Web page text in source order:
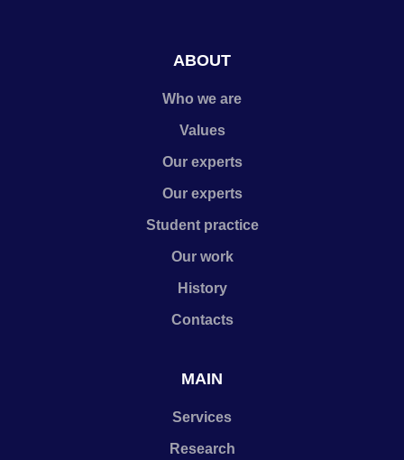
ABOUT
Who we are
Values
Our experts
Our experts
Student practice
Our work
History
Contacts
MAIN
Services
Research